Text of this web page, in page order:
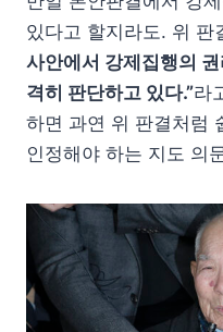
있다고 할지라도. 위 판
사안에서 강제집행의
격히 판단하고 있다.”라
하면 과연 위 판결처럼
인정해야 하는 지도 의